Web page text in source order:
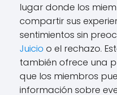
lugar donde los
compartir sus
sentimientos sin
Juicio o el rechazo.
también ofrece una
que los miembros
información sobre